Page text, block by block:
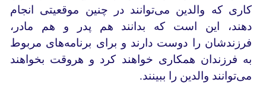
کاری که والدین می‌توانند در چنین موقعیتی انجام
دهند، این است که بدانند هم پدر و هم مادر،
فرزندشان را دوست دارند و برای برنامه‌های مربوط
به فرزندان همکاری خواهند کرد و هروقت بخواهند
می‌توانند والدین را ببینند.